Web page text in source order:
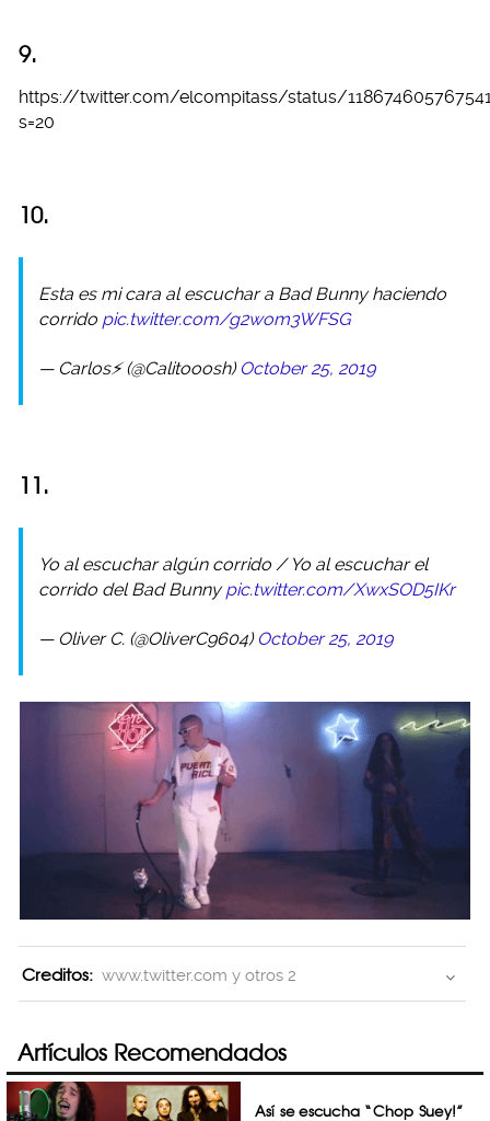
9.
https://twitter.com/elcompitass/status/
s=20
10.
Esta es mi cara al escuchar a Bad Bunny haciendo
corrido pic.twitter.com/g2wom3WFSG
— Carlos⚡ (@Calitooosh) October 25, 2019
11.
Yo al escuchar algún corrido / Yo al escuchar el
corrido del Bad Bunnypic.twitter.com/XwxSOD5IKr
— Oliver C. (@OliverC9604) October 25, 2019
Creditos: www.twitter.com y otros 2
Artículos Recomendados
Así se escucha “Chop Suey!”